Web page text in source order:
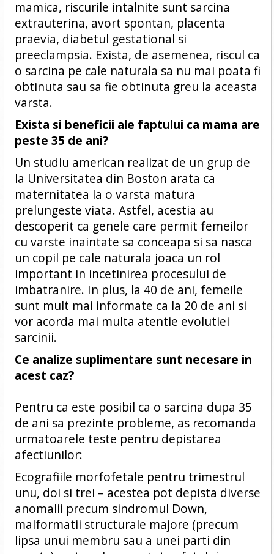
mamica, riscurile intalnite sunt sarcina
extrauterina, avort spontan, placenta
praevia, diabetul gestational si
preeclampsia. Exista, de asemenea, riscul ca
o sarcina pe cale naturala sa nu mai poata fi
obtinuta sau sa fie obtinuta greu la aceasta
varsta.
Exista si beneficii ale faptului ca mama are
peste 35 de ani?
Un studiu american realizat de un grup de
la Universitatea din Boston arata ca
maternitatea la o varsta matura
prelungeste viata. Astfel, acestia au
descoperit ca genele care permit femeilor
cu varste inaintate sa conceapa si sa nasca
un copil pe cale naturala joaca un rol
important in incetinirea procesului de
imbatranire. In plus, la 40 de ani, femeile
sunt mult mai informate ca la 20 de ani si
vor acorda mai multa atentie evolutiei
sarcinii.
Ce analize suplimentare sunt necesare in
acest caz?
Pentru ca este posibil ca o sarcina dupa 35
de ani sa prezinte probleme, as recomanda
urmatoarele teste pentru depistarea
afectiunilor:
Ecografiile morfofetale pentru trimestrul
unu, doi si trei – acestea pot depista diverse
anomalii precum sindromul Down,
malformatii structurale majore (precum
lipsa unui membru sau a unei parti din